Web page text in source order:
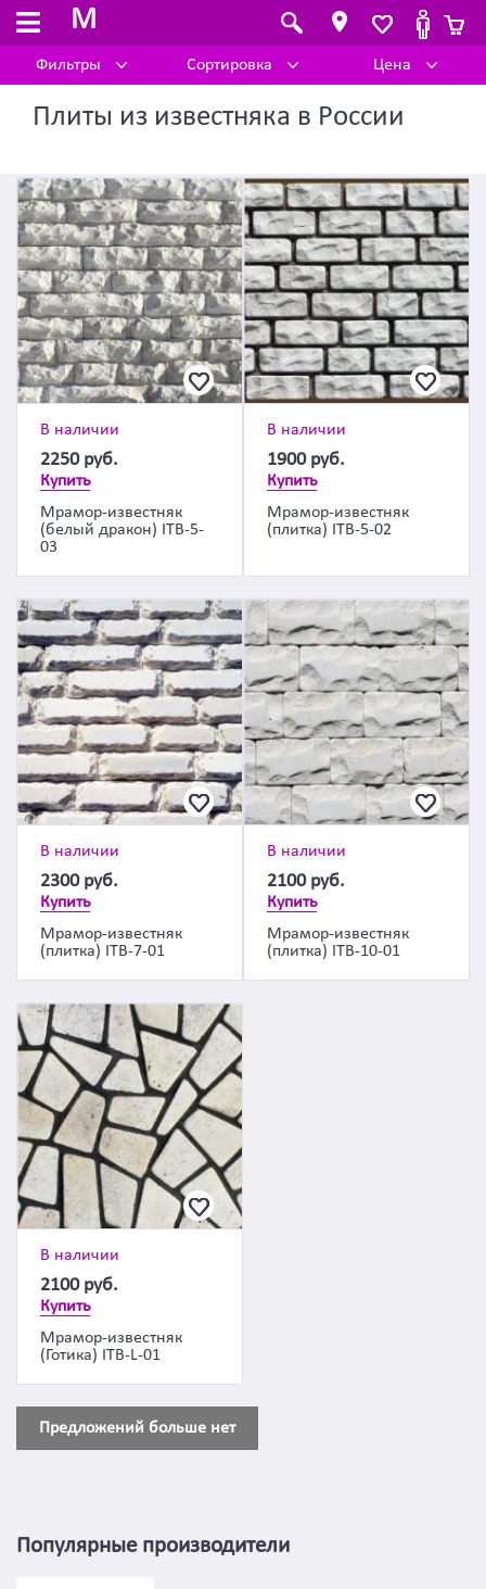
M
Фильтры Сортировка Цена
Плиты из известняка в России
В наличии
2250 руб.
Купить
Мрамор-известняк
(белый дракон) ITB-5-
03
В наличии
1900 руб.
Купить
Мрамор-известняк
(плитка) ITB-5-02
В наличии
2300 руб.
Купить
Мрамор-известняк
(плитка) ITB-7-01
В наличии
2100 руб.
Купить
Мрамор-известняк
(плитка) ITB-10-01
В наличии
2100 руб.
Купить
Мрамор-известняк
(Готика) ITB-L-01
Предложений больше нет
Популярные производители